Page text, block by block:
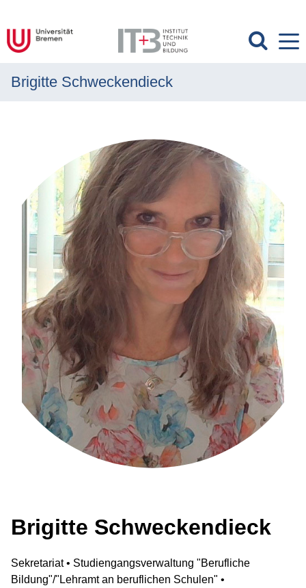
MENÜ
Brigitte Schweckendieck
Brigitte Schweckendieck
Sekretariat • Studiengangsverwaltung "Berufliche
Bildung"/"Lehramt an beruflichen Schulen" •